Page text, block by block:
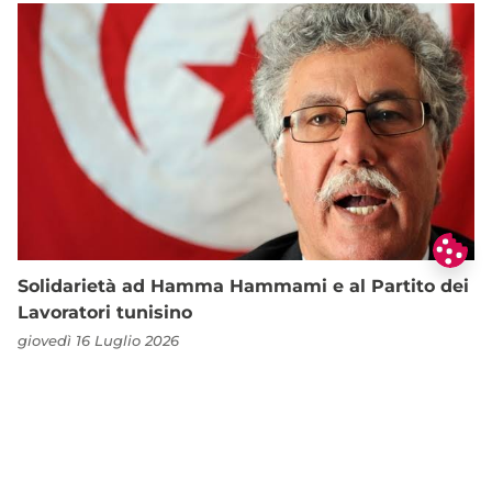
Solidarietà ad Hamma Hammami e al Partito dei
Lavoratori tunisino
giovedì 16 Luglio 2026